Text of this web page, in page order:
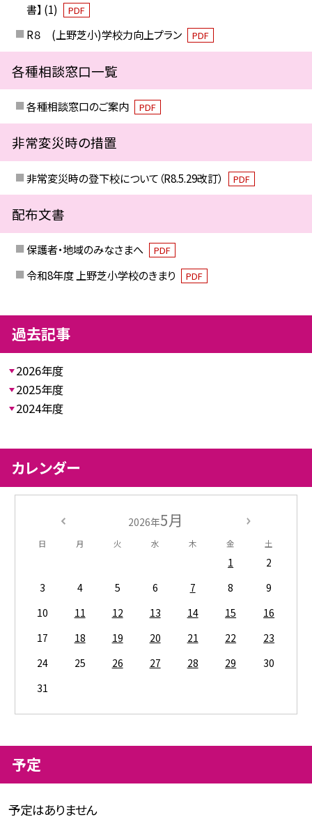
書】 (1)
PDF
R８ (上野芝小)学校力向上プラン PDF
各種相談窓口一覧
各種相談窓口のご案内 PDF
非常変災時の措置
非常変災時の登下校について（R8.5.29改訂） PDF
配布文書
保護者・地域のみなさまへ PDF
令和8年度 上野芝小学校のきまり PDF
過去記事
2026年度
2025年度
2024年度
カレンダー
2026年5月
日 月 火 水 木 金 土
1
2
3
4 5 6 7 8
9
10
11 12 13 14 15
16
17
18 19 20 21 22
23
24
25 26 27 28 29
30
31
予定
予定はありません